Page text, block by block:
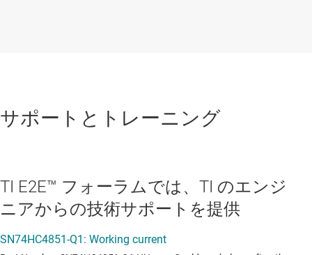
サポートとトレーニング
TI E2E™ フォーラムでは、TI のエンジ
ニアからの技術サポートを提供